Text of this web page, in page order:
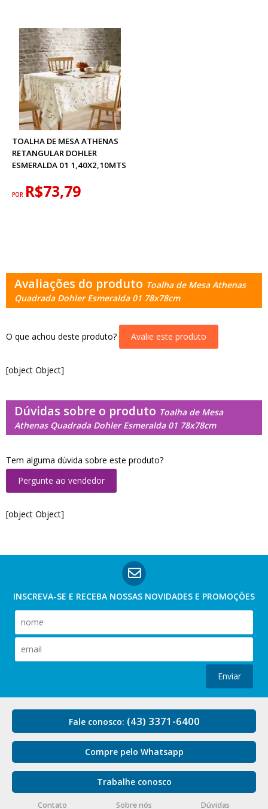
TOALHA DE MESA ATHENAS
RETANGULAR DOHLER
ESMERALDA 01 1,40X2,10MTS
POR R$73,79
Avaliações do produto Toalha de Mesa Athenas
Quadrada Dohler Esmeralda 01 78x78cm
O que achou deste produto? Avalie este produto
[object Object]
Dúvidas sobre o produto Toalha de Mesa
Athenas Quadrada Dohler Esmeralda 01 78x78cm
Tem alguma dúvida sobre este produto?
Pergunte ao vendedor
[object Object]
INSCREVA-SE E RECEBA NOSSAS NOVIDADES E PROMOÇÕES
Enviar
Fale conosco: (43) 3371-6400
Compre pelo Whatsapp
Trabalhe conosco
Contato Sobre nós Dúvidas